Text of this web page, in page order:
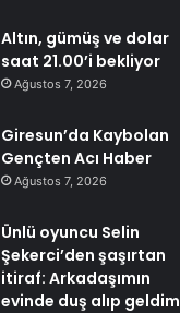
Altın, gümüş ve dolar
saat 21.00’i bekliyor
Ağustos 7, 2026
Giresun’da Kaybolan
Gençten Acı Haber
Ağustos 7, 2026
Ünlü oyuncu Selin
Şekerci’den şaşırtan
itiraf: Arkadaşımın
evinde duş alıp geldim